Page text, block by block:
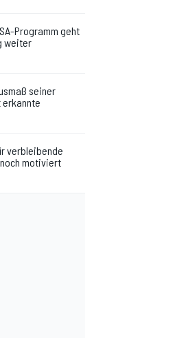
Programm geht
weiter
seiner
verbleibende
motiviert